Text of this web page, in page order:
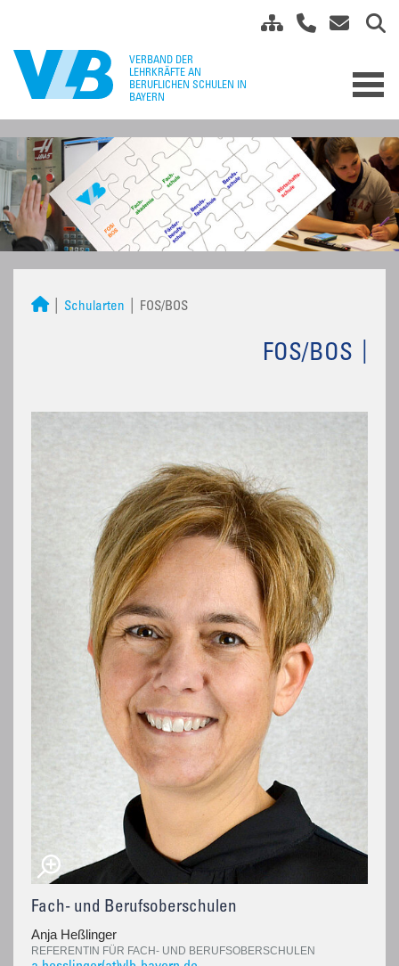
Schularten FOS/BOS
FOS/BOS
Fach- und Berufsoberschulen
Anja Heßlinger
REFERENTIN FÜR FACH- UND BERUFSOBERSCHULEN